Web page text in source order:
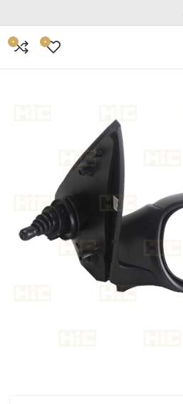
0
0